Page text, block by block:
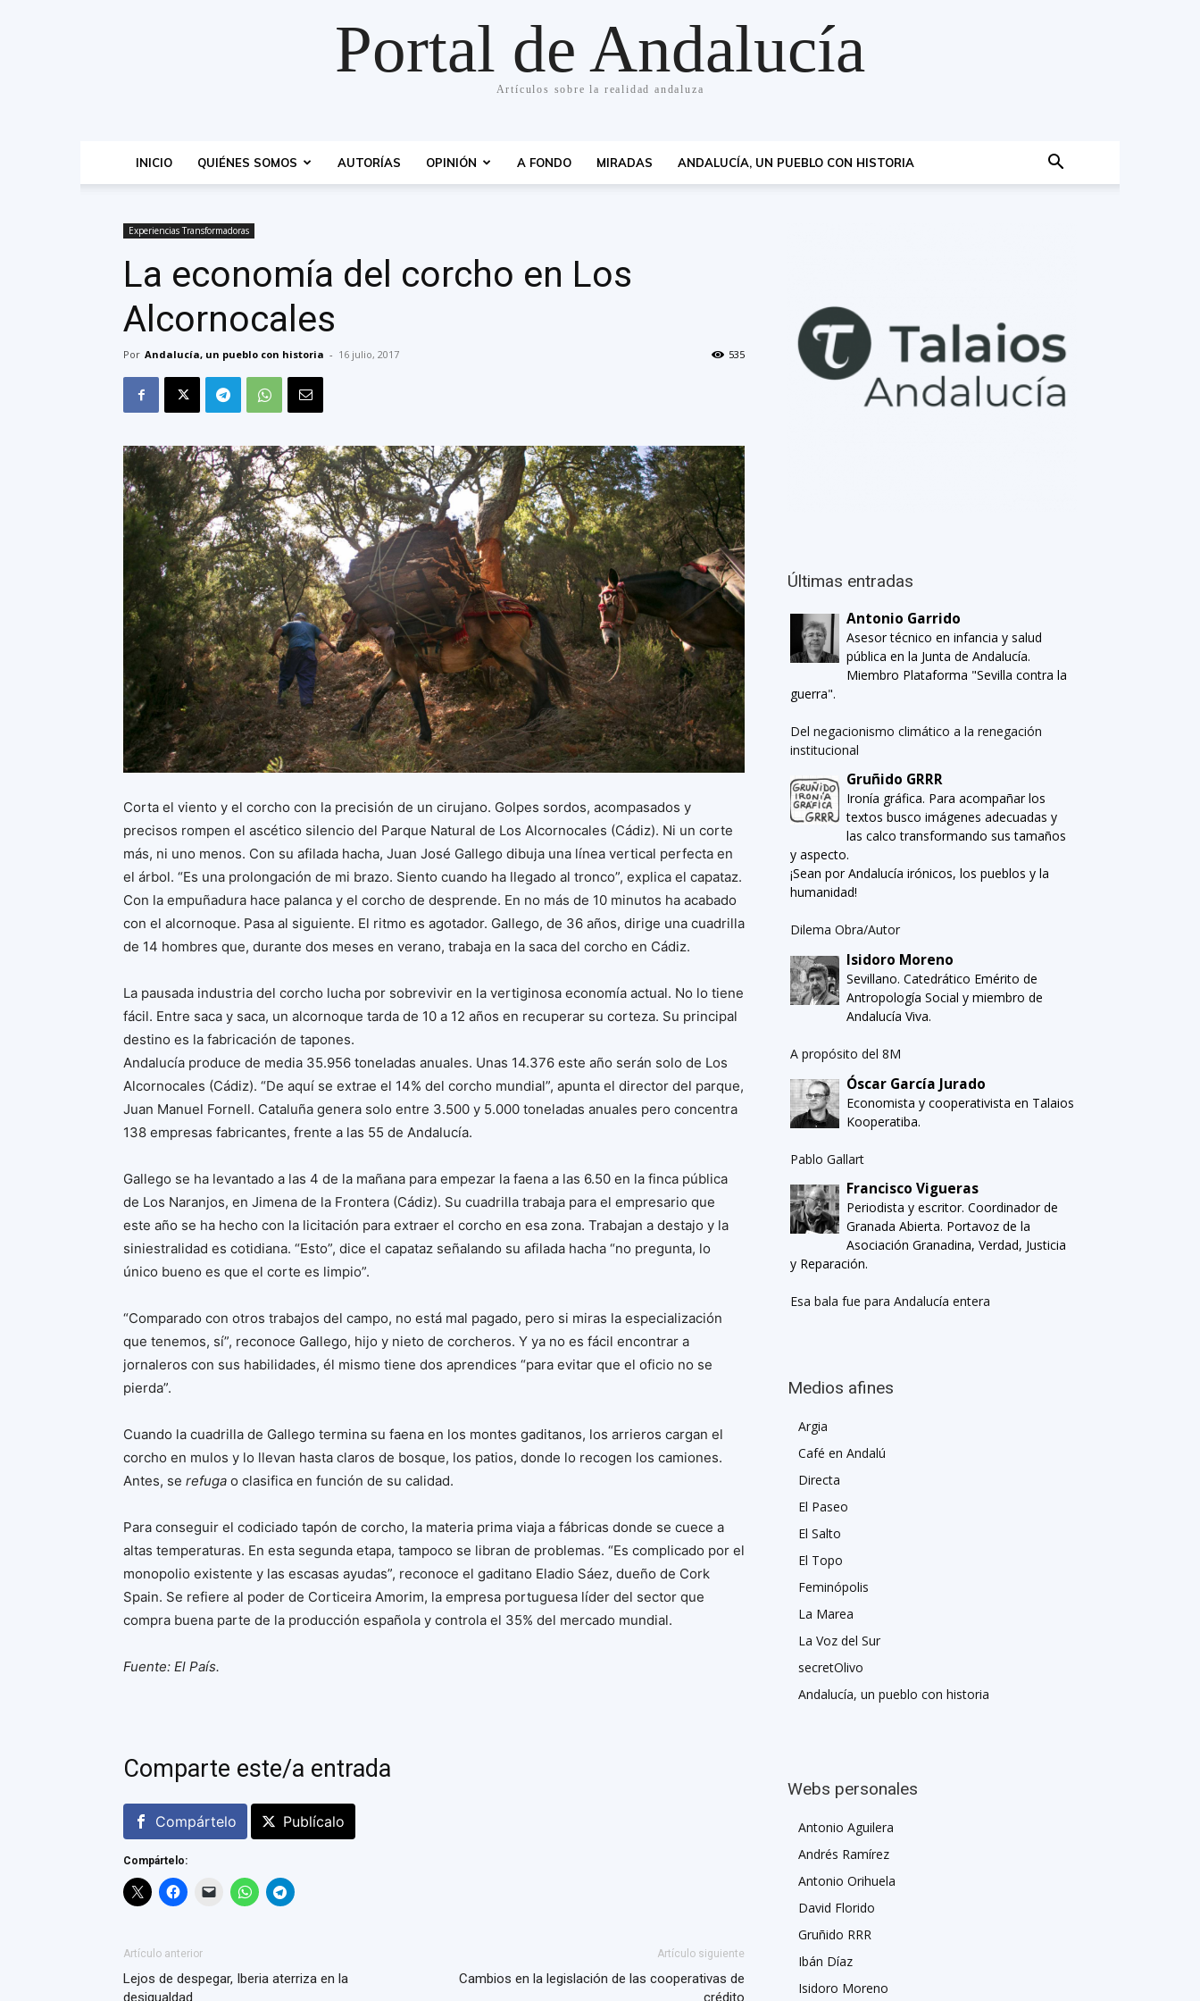
Portal de Andalucía
Artículos sobre la realidad andaluza
INICIO QUIÉNES SOMOS AUTORÍAS OPINIÓN A FONDO MIRADAS ANDALUCÍA, UN PUEBLO CON HISTORIA
Experiencias Transformadoras
La economía del corcho en Los
Alcornocales
Por Andalucía, un pueblo con historia - 16 julio, 2017 535
Corta el viento y el corcho con la precisión de un cirujano. Golpes sordos, acompasados y
precisos rompen el ascético silencio del Parque Natural de Los Alcornocales (Cádiz). Ni un corte
más, ni uno menos. Con su afilada hacha, Juan José Gallego dibuja una línea vertical perfecta en
el árbol. “Es una prolongación de mi brazo. Siento cuando ha llegado al tronco”, explica el capataz.
Con la empuñadura hace palanca y el corcho de desprende. En no más de 10 minutos ha acabado
con el alcornoque. Pasa al siguiente. El ritmo es agotador. Gallego, de 36 años, dirige una cuadrilla
de 14 hombres que, durante dos meses en verano, trabaja en la saca del corcho en Cádiz.
La pausada industria del corcho lucha por sobrevivir en la vertiginosa economía actual. No lo tiene
fácil. Entre saca y saca, un alcornoque tarda de 10 a 12 años en recuperar su corteza. Su principal
destino es la fabricación de tapones.
Andalucía produce de media 35.956 toneladas anuales. Unas 14.376 este año serán solo de Los
Alcornocales (Cádiz). “De aquí se extrae el 14% del corcho mundial”, apunta el director del parque,
Juan Manuel Fornell. Cataluña genera solo entre 3.500 y 5.000 toneladas anuales pero concentra
138 empresas fabricantes, frente a las 55 de Andalucía.
Gallego se ha levantado a las 4 de la mañana para empezar la faena a las 6.50 en la finca pública
de Los Naranjos, en Jimena de la Frontera (Cádiz). Su cuadrilla trabaja para el empresario que
este año se ha hecho con la licitación para extraer el corcho en esa zona. Trabajan a destajo y la
siniestralidad es cotidiana. “Esto”, dice el capataz señalando su afilada hacha “no pregunta, lo
único bueno es que el corte es limpio”.
“Comparado con otros trabajos del campo, no está mal pagado, pero si miras la especialización
que tenemos, sí”, reconoce Gallego, hijo y nieto de corcheros. Y ya no es fácil encontrar a
jornaleros con sus habilidades, él mismo tiene dos aprendices “para evitar que el oficio no se
pierda”.
Cuando la cuadrilla de Gallego termina su faena en los montes gaditanos, los arrieros cargan el
corcho en mulos y lo llevan hasta claros de bosque, los patios, donde lo recogen los camiones.
Antes, se refuga o clasifica en función de su calidad.
Para conseguir el codiciado tapón de corcho, la materia prima viaja a fábricas donde se cuece a
altas temperaturas. En esta segunda etapa, tampoco se libran de problemas. “Es complicado por el
monopolio existente y las escasas ayudas”, reconoce el gaditano Eladio Sáez, dueño de Cork
Spain. Se refiere al poder de Corticeira Amorim, la empresa portuguesa líder del sector que
compra buena parte de la producción española y controla el 35% del mercado mundial.
Fuente: El País.
Comparte este/a entrada
Compártelo Publícalo
Compártelo:
Artículo anterior
Lejos de despegar, Iberia aterriza en la
desigualdad
Artículo siguiente
Cambios en la legislación de las cooperativas de
crédito
Últimas entradas
Antonio Garrido
Asesor técnico en infancia y salud
pública en la Junta de Andalucía.
Miembro Plataforma "Sevilla contra la
guerra".
Del negacionismo climático a la renegación
institucional
Gruñido GRRR
Ironía gráfica. Para acompañar los
textos busco imágenes adecuadas y
las calco transformando sus tamaños
y aspecto.
¡Sean por Andalucía irónicos, los pueblos y la
humanidad!
Dilema Obra/Autor
Isidoro Moreno
Sevillano. Catedrático Emérito de
Antropología Social y miembro de
Andalucía Viva.
A propósito del 8M
Óscar García Jurado
Economista y cooperativista en Talaios
Kooperatiba.
Pablo Gallart
Francisco Vigueras
Periodista y escritor. Coordinador de
Granada Abierta. Portavoz de la
Asociación Granadina, Verdad, Justicia
y Reparación.
Esa bala fue para Andalucía entera
Medios afines
Argia
Café en Andalú
Directa
El Paseo
El Salto
El Topo
Feminópolis
La Marea
La Voz del Sur
secretOlivo
Andalucía, un pueblo con historia
Webs personales
Antonio Aguilera
Andrés Ramírez
Antonio Orihuela
David Florido
Gruñido RRR
Ibán Díaz
Isidoro Moreno